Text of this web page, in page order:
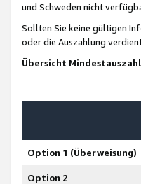
und Schweden nicht
Sollten Sie keine gültigen
oder die Auszahlung
Übersicht
Option 1 (Überweisung)
Option 2